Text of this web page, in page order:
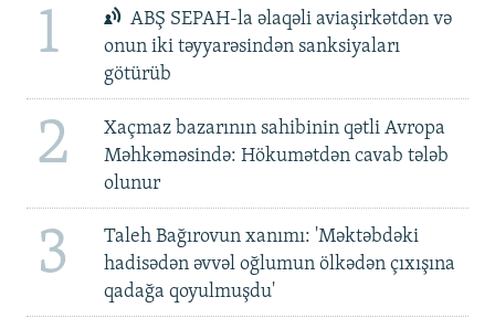
1
ABŞ SEPAH-la əlaqəli aviaşirkətdən və
onun iki təyyarəsindən sanksiyaları
götürüb
2
Xaçmaz bazarının sahibinin qətli Avropa
Məhkəməsində: Hökumətdən cavab tələb
olunur
3
Taleh Bağırovun xanımı: 'Məktəbdəki
hadisədən əvvəl oğlumun ölkədən çıxışına
qadağa qoyulmuşdu'